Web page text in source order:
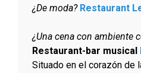
¿De moda? Restaurant
¿Una cena con ambiente
Restaurant-bar musical
Situado en el corazón de